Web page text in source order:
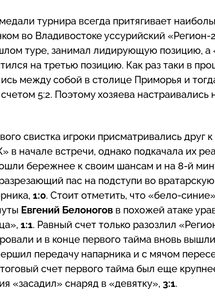
турнира всегда притягивает
во Владивостоке уссурийский «Регион-
туре, занимал лидирующую позицию,
на третью позицию. Как раз таки в
между собой в столице Приморья и
5:2. Поэтому хозяева настраивались
свистка игроки присматривались друг к
начале встречи, однако подкачала их
бережнее к своим шансам и на 8-й
пас на подступи во
1:0. Стоит отметить, что «бело-
Евгений Белоногов в похожей атаке
1:1. Равный счет только разозлил
и в конце первого тайма вновь
передачу напарника и с мячом
счет первого тайма был еще
«засадил» снаряд в «девятку», 3:1.